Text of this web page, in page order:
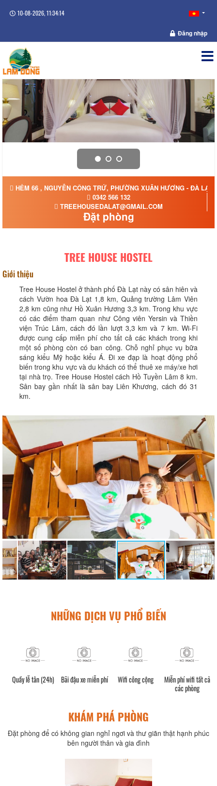
10-08-2026, 11:34:15
Đăng nhập
HẺM 66 , NGUYỄN CÔNG TRỨ, PHƯỜNG XUÂN HƯƠNG - ĐÀ
0342 566 132
TREEHOUSEDALAT@GMAIL.COM
Đặt phòng
TREE HOUSE HOSTEL
Giới thiệu
Tree House Hostel ở thành phố Đà Lạt này có sân hiên và
cách Vườn hoa Đà Lạt 1,8 km, Quảng trường Lâm Viên
2,8 km cũng như Hồ Xuân Hương 3,3 km. Trong khu vực
có các điểm tham quan như Công viên Yersin và Thiền
viện Trúc Lâm, cách đó lần lượt 3,3 km và 7 km. Wi-Fi
được cung cấp miễn phí cho tất cả các khách trong khi
một số phòng còn có ban công. Chỗ nghỉ phục vụ bữa
sáng kiểu Mỹ hoặc kiểu Á. Đi xe đạp là hoạt động phổ
biến trong khu vực và du khách có thể thuê xe máy/xe hơi
tại nhà trọ. Tree House Hostel cách Hồ Tuyền Lâm 8 km.
Sân bay gần nhất là sân bay Liên Khương, cách đó 31
km.
NHỮNG DỊCH VỤ PHỔ BIẾN
Quầy lễ tân (24h) Bãi đậu xe miễn phí Wifi công cộng
Miễn phí wifi tất cả
các phòng
KHÁM PHÁ PHÒNG
Đặt phòng để có không gian nghỉ ngơi và thư giãn thật hạnh phúc
bên người thân và gia đình